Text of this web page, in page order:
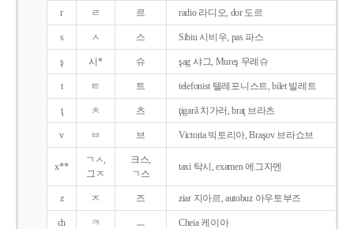
r ㄹ 르 radio 라디오, dor 도르
s ㅅ 스 Sibiu 시비우, pas 파스
ş 시* 슈 şag 샤그, Mureş 무레슈
t ㅌ 트 telefonist 텔레포니스트, bilet 빌레트
ţ ㅊ 츠 ţigarǎ 치가러, braţ 브라츠
v ㅂ 브 Victoria 빅토리아, Braşov 브라쇼브
x**
ㄱㅅ,
그ㅈ
크스,
ㄱ스
taxi 탁시, examen 에그자멘
z ㅈ 즈 ziar 지아르, autobuz 아우토부즈
ch ㅋ ㅡ Cheia 케이아